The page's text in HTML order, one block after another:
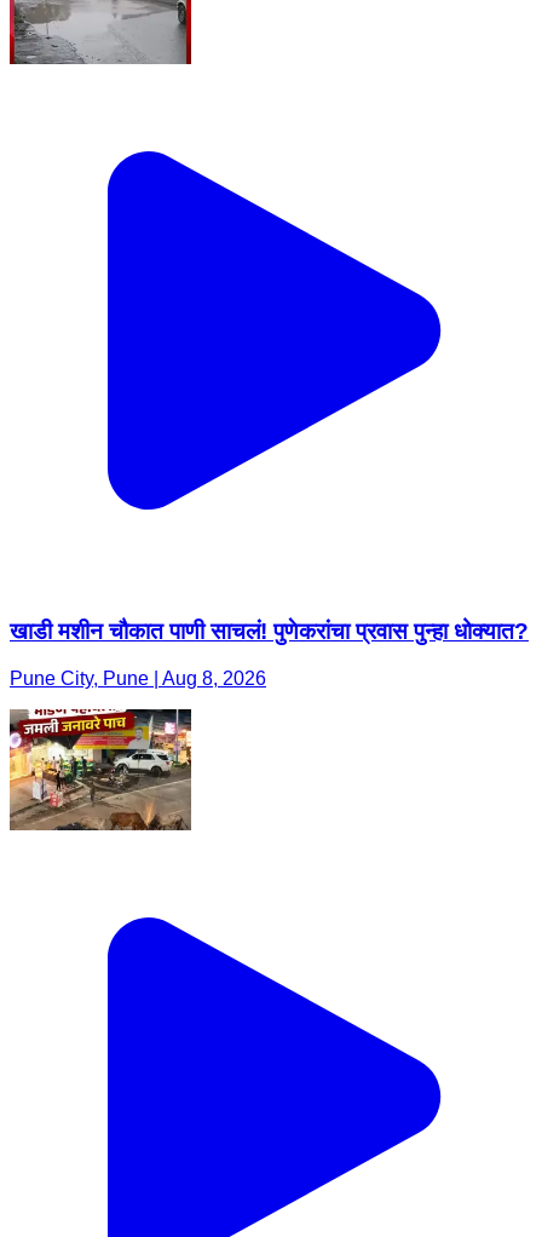
खाडी मशीन चौकात पाणी साचलं! पुणेकरांचा प्रवास पुन्हा धोक्यात?
Pune City, Pune | Aug 8, 2026